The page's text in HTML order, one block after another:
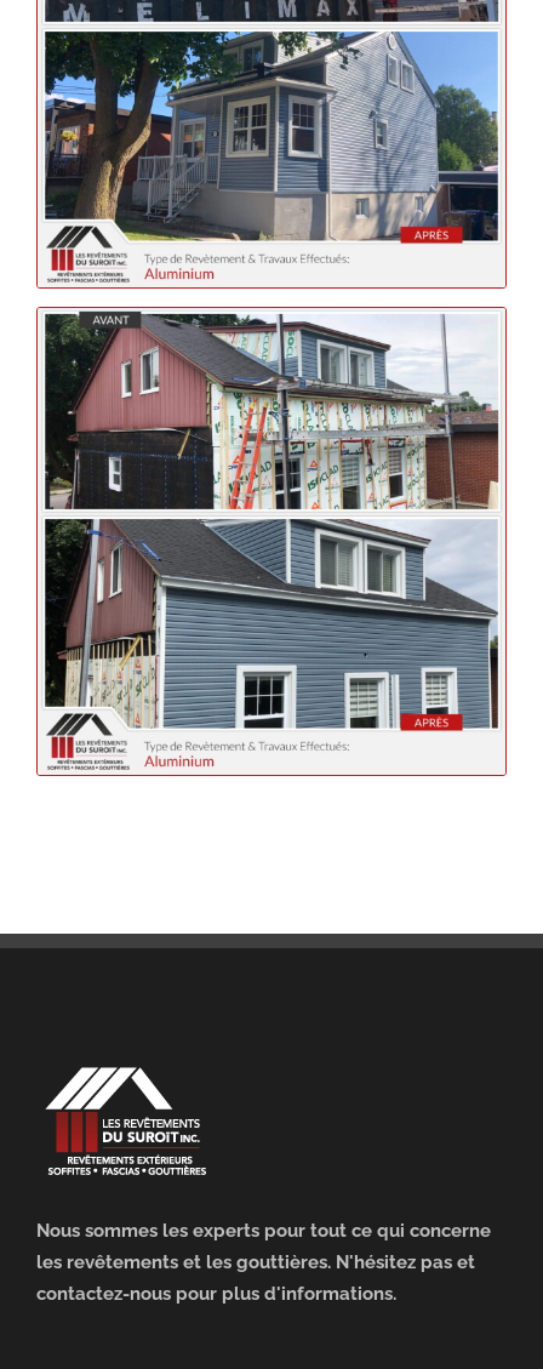
Nous sommes les experts pour tout ce qui concerne
les revêtements et les gouttières. N'hésitez pas et
contactez-nous pour plus d'informations.